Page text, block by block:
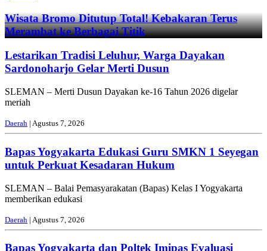
Wisata Bromo Ditutup Total! Kebakaran Terus
Merambat ke Berbagai Titik
Lestarikan Tradisi Leluhur, Warga Dayakan
Sardonoharjo Gelar Merti Dusun
SLEMAN – Merti Dusun Dayakan ke-16 Tahun 2026 digelar
meriah
Daerah | Agustus 7, 2026
Bapas Yogyakarta Edukasi Guru SMKN 1 Seyegan
untuk Perkuat Kesadaran Hukum
SLEMAN – Balai Pemasyarakatan (Bapas) Kelas I Yogyakarta
memberikan edukasi
Daerah | Agustus 7, 2026
Bapas Yogyakarta dan Poltek Imipas Evaluasi